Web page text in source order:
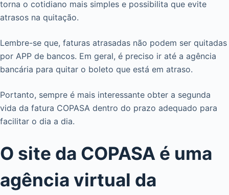
torna o cotidiano mais simples e possibilita que evite
atrasos na quitação.
Lembre-se que, faturas atrasadas não podem ser quitadas
por APP de bancos. Em geral, é preciso ir até a agência
bancária para quitar o boleto que está em atraso.
Portanto, sempre é mais interessante obter a segunda
vida da fatura COPASA dentro do prazo adequado para
facilitar o dia a dia.
O site da COPASA é uma
agência virtual da